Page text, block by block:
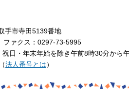
手市寺田5139番地
ァクス：0297-73-5995
日・年末年始を除き午前8時30分から
法人番号とは）